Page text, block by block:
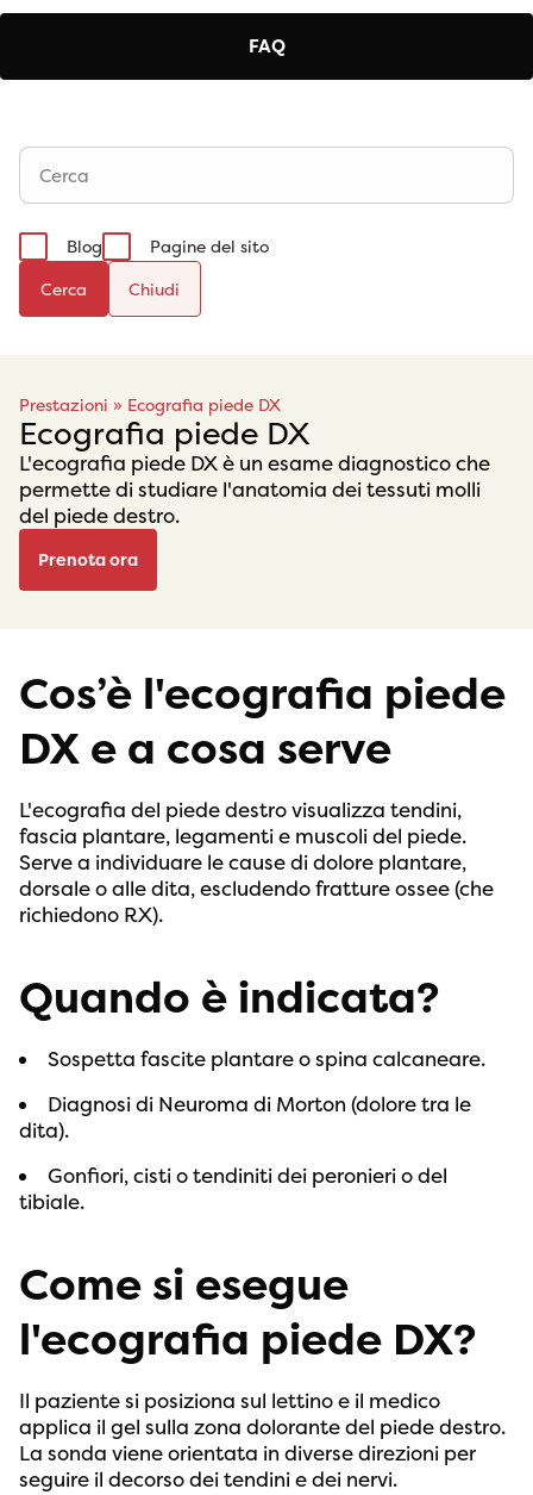
FAQ
Blog
Pagine del sito
Cerca
Prestazioni » Ecografia piede DX
Ecografia piede DX
L'ecografia piede DX è un esame diagnostico che
permette di studiare l'anatomia dei tessuti molli
del piede destro.
Prenota ora
Cos’è l'ecografia piede
DX e a cosa serve
L'ecografia del piede destro visualizza tendini,
fascia plantare, legamenti e muscoli del piede.
Serve a individuare le cause di dolore plantare,
dorsale o alle dita, escludendo fratture ossee (che
richiedono RX).
Quando è indicata?
Sospetta fascite plantare o spina calcaneare.
Diagnosi di Neuroma di Morton (dolore tra le
dita).
Gonfiori, cisti o tendiniti dei peronieri o del
tibiale.
Come si esegue
l'ecografia piede DX?
Il paziente si posiziona sul lettino e il medico
applica il gel sulla zona dolorante del piede destro.
La sonda viene orientata in diverse direzioni per
seguire il decorso dei tendini e dei nervi.